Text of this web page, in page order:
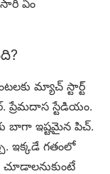
ఏం
మ్యాచ్ స్టార్ట్
ప్రేమదాస స్టేడియం.
బాగా ఇష్టమైన పిచ్.
ఇక్కడే గతంలో